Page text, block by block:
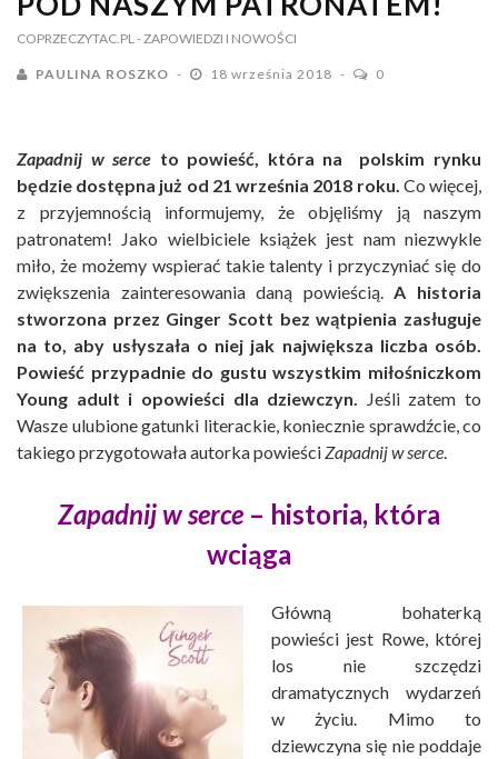
COPRZECZYTAC.PL - ZAPOWIEDZI I NOWOŚCI
PAULINA ROSZKO 18 września 2018 0
Zapadnij w serce to powieść, która na polskim rynku
będzie dostępna już od 21 września 2018 roku. Co więcej,
z przyjemnością informujemy, że objęliśmy ją naszym
patronatem! Jako wielbiciele książek jest nam niezwykle
miło, że możemy wspierać takie talenty i przyczyniać się do
zwiększenia zainteresowania daną powieścią.A historia
stworzona przez Ginger Scott bez wątpienia zasługuje
na to, aby usłyszała o niej jak największa liczba osób.
Powieść przypadnie do gustu wszystkim miłośniczkom
Young adult i opowieści dla dziewczyn. Jeśli zatem to
Wasze ulubione gatunki literackie, koniecznie sprawdźcie, co
takiego przygotowała autorka powieściZapadnij w serce.
Zapadnij w serce – historia, która
wciąga
Główną bohaterką
powieści jest Rowe, której
los nie szczędzi
dramatycznych wydarzeń
w życiu. Mimo to
dziewczyna się nie poddaje